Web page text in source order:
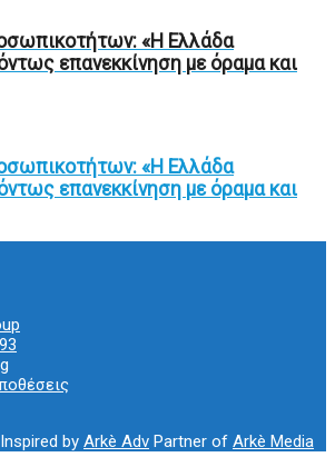
«Η Ελλάδα
επανεκκίνηση με όραμα και
«Η Ελλάδα
επανεκκίνηση με όραμα και
Inspired by Arkè Adv Partner of Arkè Media